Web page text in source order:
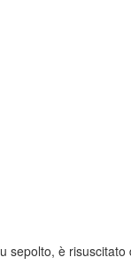
sepolto, è risuscitato